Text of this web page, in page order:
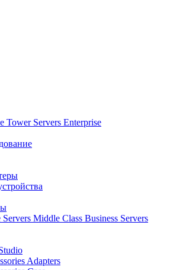
Tower Servers Enterprise
Servers Middle Class Business Servers
Adapters